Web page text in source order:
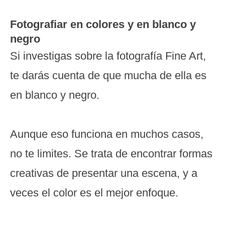
Fotografiar en colores y en blanco y
negro
Si investigas sobre la fotografía Fine Art,
te darás cuenta de que mucha de ella es
en blanco y negro.
Aunque eso funciona en muchos casos,
no te limites. Se trata de encontrar formas
creativas de presentar una escena, y a
veces el color es el mejor enfoque.